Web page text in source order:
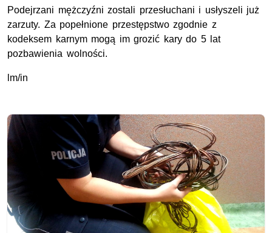
Podejrzani mężczyźni zostali przesłuchani i usłyszeli już
zarzuty. Za popełnione przestępstwo zgodnie z
kodeksem karnym mogą im grozić kary do 5 lat
pozbawienia wolności.
lm/in